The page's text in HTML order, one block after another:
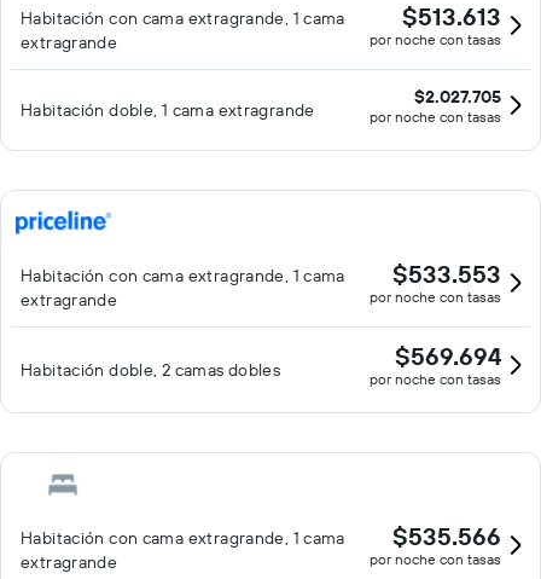
Habitación con cama extragrande, 1 cama
extragrande
$513.613
por noche con tasas
Habitación doble, 1 cama extragrande
$2.027.705
por noche con tasas
Habitación con cama extragrande, 1 cama
extragrande
$533.553
por noche con tasas
Habitación doble, 2 camas dobles $569.694
por noche con tasas
Habitación con cama extragrande, 1 cama
extragrande
$535.566
por noche con tasas